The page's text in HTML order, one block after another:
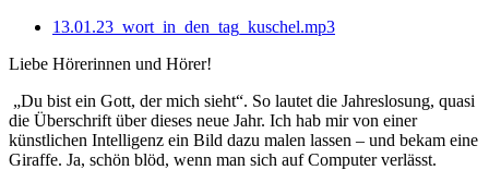
13.01.23_wort_in_den_tag_kuschel.mp3
Liebe Hörerinnen und Hörer!
„Du bist ein Gott, der mich sieht“. So lautet die Jahreslosung, quasi
die Überschrift über dieses neue Jahr. Ich hab mir von einer
künstlichen Intelligenz ein Bild dazu malen lassen – und bekam eine
Giraffe. Ja, schön blöd, wenn man sich auf Computer verlässt.